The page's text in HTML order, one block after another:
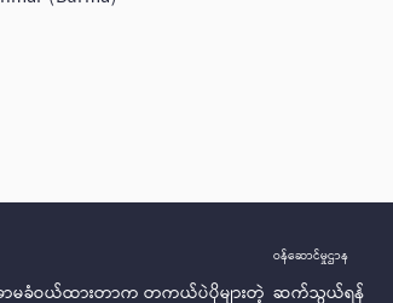
မခံဝယ်ထားတာက တကယ်ပဲပိုများတဲ့
ဝန်ဆောင်မှုဌာန
ဆက်သွယ်ရန်